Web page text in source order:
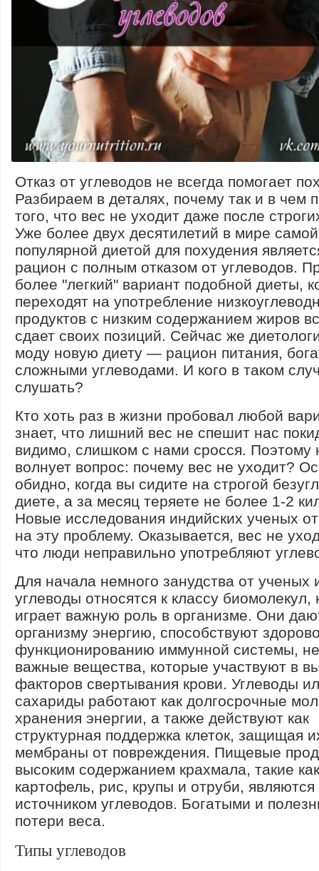
Отказ от углеводов не всегда помогает
Разбираем в деталях, почему так и в чем
того, что вес не уходит даже после
Уже более двух десятилетий в мире самой
популярной диетой для похудения
рацион с полным отказом от углеводов.
более "легкий" вариант подобной диеты,
переходят на употребление
продуктов с низким содержанием жиров
сдает своих позиций. Сейчас же
моду новую диету — рацион питания,
сложными углеводами. И кого в таком
слушать?
Кто хоть раз в жизни пробовал любой
знает, что лишний вес не спешит нас
видимо, слишком с нами сросся. Поэтому
волнует вопрос: почему вес не уходит?
обидно, когда вы сидите на строгой
диете, а за месяц теряете не более 1-2
Новые исследования индийских ученых
на эту проблему. Оказывается, вес не
что люди неправильно употребляют
Для начала немного занудства от ученых
углеводы относятся к классу биомолекул,
играет важную роль в организме. Они
организму энергию, способствуют
функционированию иммунной системы,
важные вещества, которые участвуют в
факторов свертывания крови. Углеводы
сахариды работают как долгосрочные
хранения энергии, а также действуют как
структурная поддержка клеток, защищая
мембраны от повреждения. Пищевые
высоким содержанием крахмала, такие
картофель, рис, крупы и отруби,
источником углеводов. Богатыми и
потери веса.
Типы углеводов